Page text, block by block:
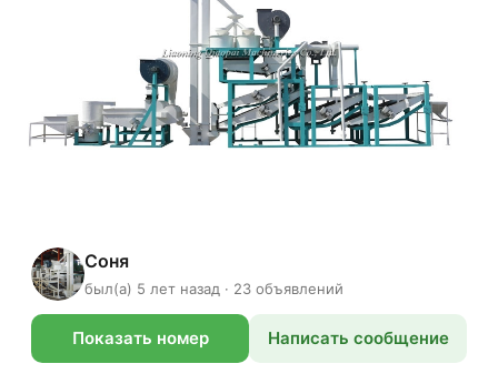
Cоня
был(а) 5 лет назад · 23 объявлений
Показать номер Написать сообщение